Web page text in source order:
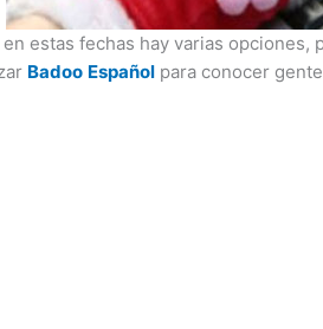
estas fechas hay varias opciones,
Badoo Español para conocer